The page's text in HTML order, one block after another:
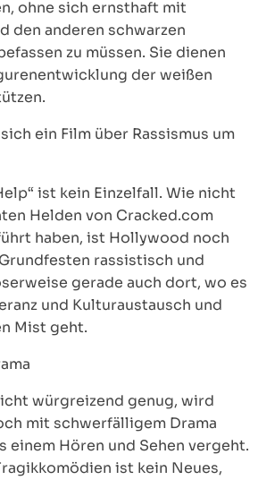
ohne sich ernsthaft mit
den anderen schwarzen
zu müssen. Sie dienen
der weißen
ein Film über Rassismus um
ist kein Einzelfall. Wie nicht
Helden von Cracked.com
haben, ist Hollywood noch
rassistisch und
gerade auch dort, wo es
und Kulturaustausch und
Mist geht.
würgreizend genug, wird
mit schwerfälligem Drama
einem Hören und Sehen vergeht.
ist kein Neues,